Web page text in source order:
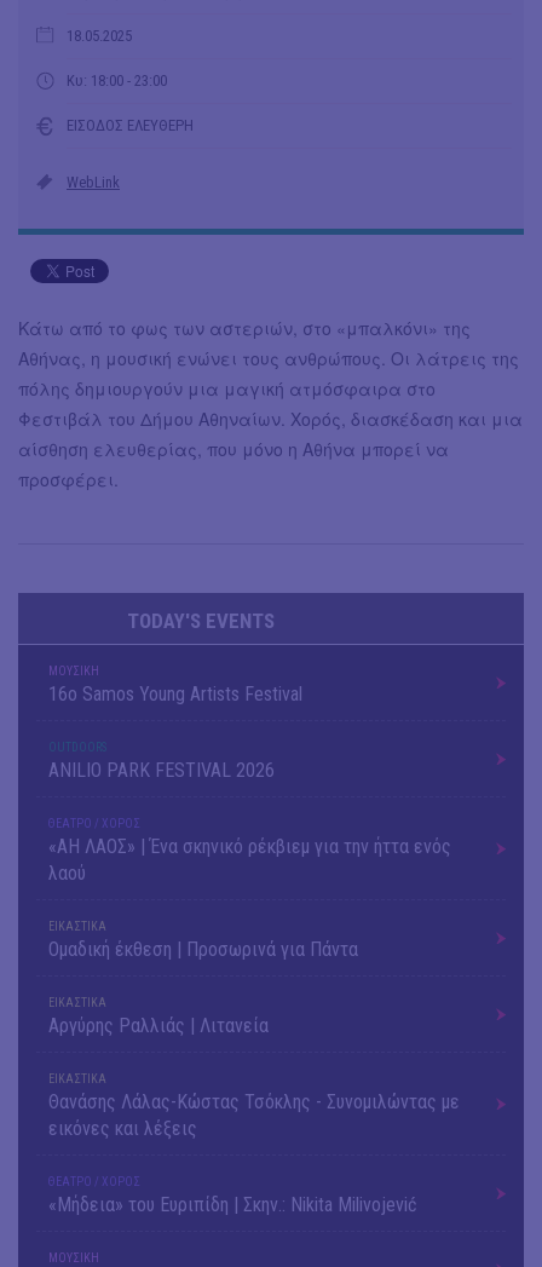
18.05.2025
Κυ: 18:00 - 23:00
ΕΙΣΟΔΟΣ ΕΛΕΥΘΕΡΗ
WebLink
Κάτω από το φως των αστεριών, στο «μπαλκόνι» της
Αθήνας, η μουσική ενώνει τους ανθρώπους. Οι λάτρεις της
πόλης δημιουργούν μια μαγική ατμόσφαιρα στο
Φεστιβάλ του Δήμου Αθηναίων. Χορός, διασκέδαση και μια
αίσθηση ελευθερίας, που μόνο η Αθήνα μπορεί να
προσφέρει.
TODAY'S EVENTS
ΜΟΥΣΙΚΗ
16o Samos Young Artists Festival
OUTDΟORS
ANILIO PARK FESTIVAL 2026
ΘΕΑΤΡΟ / ΧΟΡΟΣ
«ΑΗ ΛΑΟΣ» | Ένα σκηνικό ρέκβιεμ για την ήττα ενός
λαού
ΕΙΚΑΣΤΙΚΑ
Ομαδική έκθεση | Προσωρινά για Πάντα
ΕΙΚΑΣΤΙΚΑ
Αργύρης Ραλλιάς | Λιτανεία
ΕΙΚΑΣΤΙΚΑ
Θανάσης Λάλας-Κώστας Τσόκλης - Συνομιλώντας με
εικόνες και λέξεις
ΘΕΑΤΡΟ / ΧΟΡΟΣ
«Μήδεια» του Ευριπίδη | Σκην.: Nikita Milivojević
ΜΟΥΣΙΚΗ